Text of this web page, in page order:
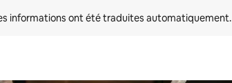
informations ont été traduites automatiquement.